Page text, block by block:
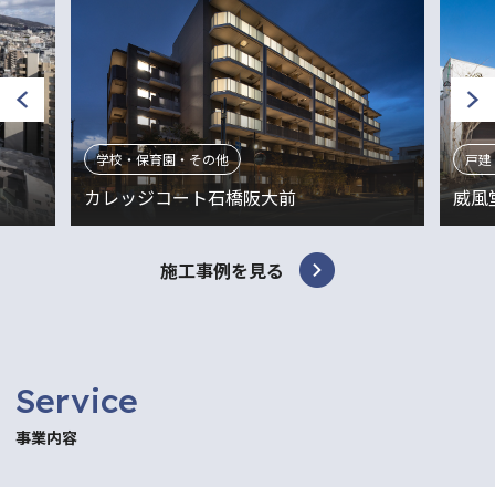
戸建・注文住宅
威風堂々の家
店舗
株式
施工事例を見る
Service
事業内容